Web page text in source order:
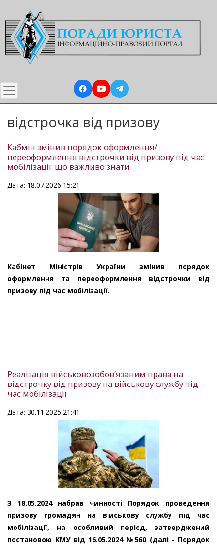
до
основного
вмісту
відстрочка від призову
Кабмін змінив порядок оформлення/
переоформлення відстрочки від призову під час
мобілізації: що важливо знати
Дата: 18.07.2026 15:21
Кабінет Міністрів України змінив порядок
оформлення та переоформлення відстрочки від
призову під час мобілізації.
Реалізація військовозобов’язаним права на
відстрочку від призову на військову службу під
час мобілізації
Дата: 30.11.2025 21:41
З 18.05.2024 набрав чинності Порядок проведення
призову громадян на військову службу під час
мобілізації, на особливий період, затверджений
постановою КМУ від 16.05.2024 №560 (далі - Порядок